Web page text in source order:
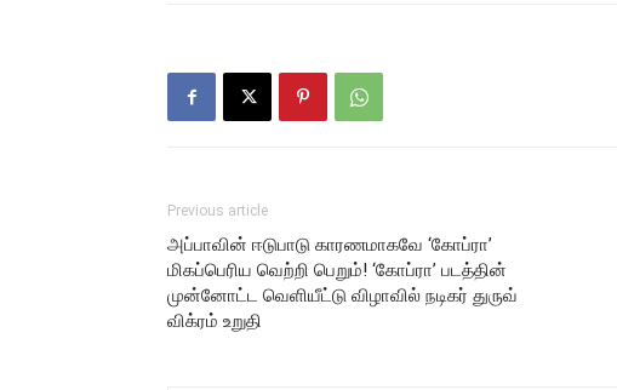
Previous article
அப்பாவின் ஈடுபாடு காரணமாகவே ‘கோப்ரா’
மிகப்பெரிய வெற்றி பெறும்! ‘கோப்ரா’ படத்தின்
முன்னோட்ட வெளியீட்டு விழாவில் நடிகர் துருவ்
விக்ரம் உறுதி